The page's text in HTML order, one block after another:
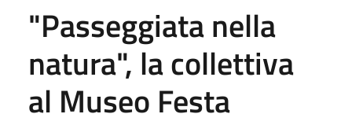
"Passeggiata nella
natura", la collettiva
al Museo Festa